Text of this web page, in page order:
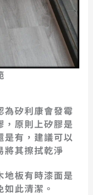
為矽利康會發霉
，原則上矽膠是
是有，建議可以
將其擦拭乾淨
地板有時漆面是
此清潔。